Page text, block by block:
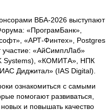
ВБА-2026 выступают
«ПрограмБанк»,
«АРТ-Финтех», Postgres
участие: «АйСимплЛаб»
Systems), «КОМИТА», НПК
Диджитал» (IAS Digital).
ознакомиться с самыми
помогают развиваться,
и повышать качество